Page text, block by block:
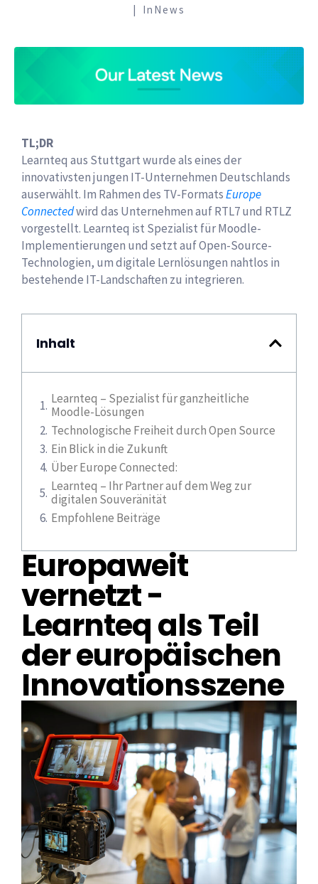
In News
TL;DR
Learnteq aus Stuttgart wurde als eines der
innovativsten jungen IT-Unternehmen Deutschlands
auserwählt. Im Rahmen des TV-FormatsEurope
Connectedwird das Unternehmen auf RTL7 und RTLZ
vorgestellt. Learnteq ist Spezialist für Moodle-
Implementierungen und setzt auf Open-Source-
Technologien, um digitale Lernlösungen nahtlos in
bestehende IT-Landschaften zu integrieren.
Inhalt
Learnteq – Spezialist für ganzheitliche
Moodle-Lösungen
Technologische Freiheit durch Open Source
Ein Blick in die Zukunft
Über Europe Connected:
Learnteq – Ihr Partner auf dem Weg zur
digitalen Souveränität
Empfohlene Beiträge
Europaweit
vernetzt -
Learnteq als Teil
der europäischen
Innovationsszene